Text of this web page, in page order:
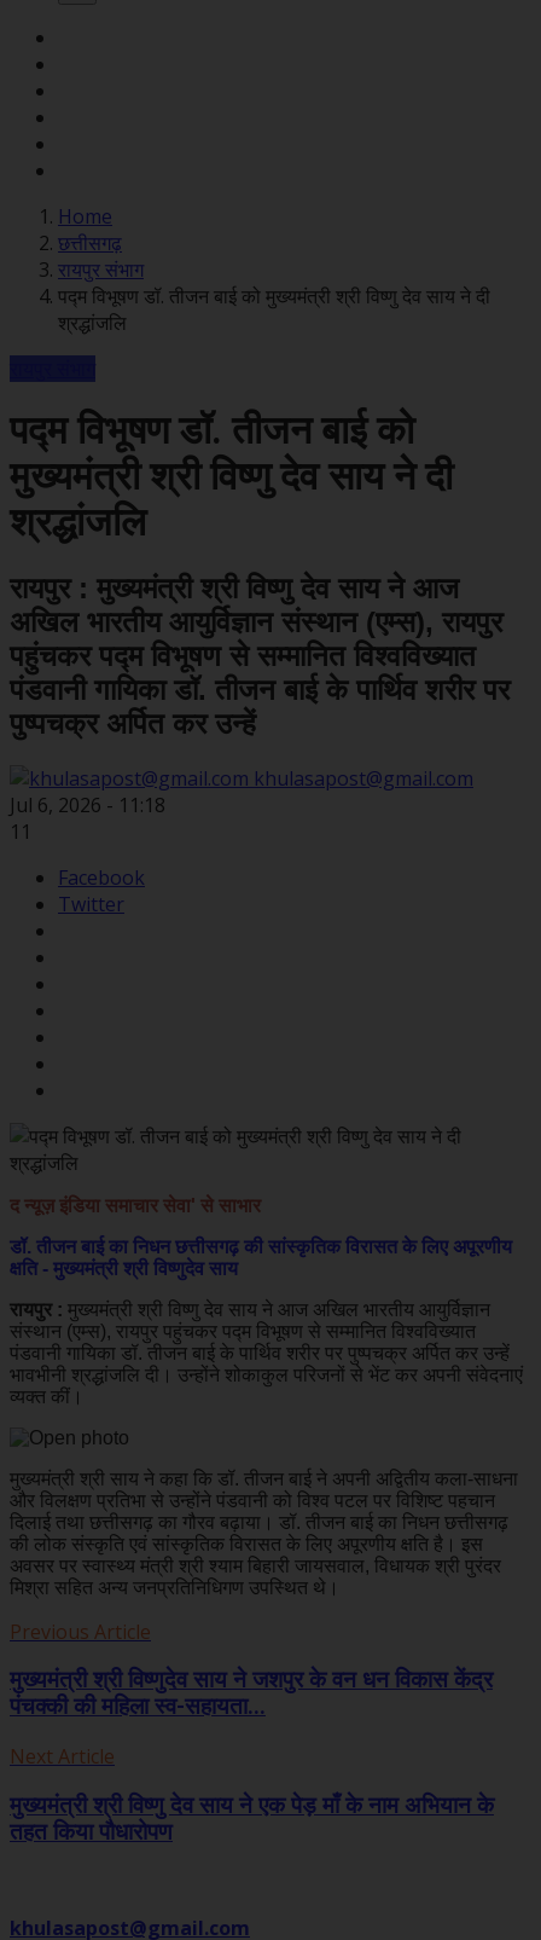
Home
छत्तीसगढ़
रायपुर संभाग
पद्म विभूषण डॉ. तीजन बाई को मुख्यमंत्री श्री विष्णु देव साय ने दी
श्रद्धांजलि
पद्म विभूषण डॉ. तीजन बाई को
मुख्यमंत्री श्री विष्णु देव साय ने दी
श्रद्धांजलि
रायपुर : मुख्यमंत्री श्री विष्णु देव साय ने आज
अखिल भारतीय आयुर्विज्ञान संस्थान (एम्स), रायपुर
पहुंचकर पद्म विभूषण से सम्मानित विश्वविख्यात
पंडवानी गायिका डॉ. तीजन बाई के पार्थिव शरीर पर
पुष्पचक्र अर्पित कर उन्हें
khulasapost@gmail.com
Jul 6, 2026 - 11:18
11
Facebook
Twitter
द न्यूज़ इंडिया समाचार सेवा' से साभार
डॉ. तीजन बाई का निधन छत्तीसगढ़ की सांस्कृतिक विरासत के लिए अपूरणीय
क्षति - मुख्यमंत्री श्री विष्णुदेव साय
रायपुर : मुख्यमंत्री श्री विष्णु देव साय ने आज अखिल भारतीय आयुर्विज्ञान
संस्थान (एम्स), रायपुर पहुंचकर पद्म विभूषण से सम्मानित विश्वविख्यात
पंडवानी गायिका डॉ. तीजन बाई के पार्थिव शरीर पर पुष्पचक्र अर्पित कर उन्हें
भावभीनी श्रद्धांजलि दी। उन्होंने शोकाकुल परिजनों से भेंट कर अपनी संवेदनाएं
व्यक्त कीं।
मुख्यमंत्री श्री साय ने कहा कि डॉ. तीजन बाई ने अपनी अद्वितीय कला-साधना
और विलक्षण प्रतिभा से उन्होंने पंडवानी को विश्व पटल पर विशिष्ट पहचान
दिलाई तथा छत्तीसगढ़ का गौरव बढ़ाया। डॉ. तीजन बाई का निधन छत्तीसगढ़
की लोक संस्कृति एवं सांस्कृतिक विरासत के लिए अपूरणीय क्षति है। इस
अवसर पर स्वास्थ्य मंत्री श्री श्याम बिहारी जायसवाल, विधायक श्री पुरंदर
मिश्रा सहित अन्य जनप्रतिनिधिगण उपस्थित थे।
Previous Article
मुख्यमंत्री श्री विष्णुदेव साय ने जशपुर के वन धन विकास केंद्र
पंचक्की की महिला स्व-सहायता...
Next Article
मुख्यमंत्री श्री विष्णु देव साय ने एक पेड़ माँ के नाम अभियान के
तहत किया पौधारोपण
khulasapost@gmail.com